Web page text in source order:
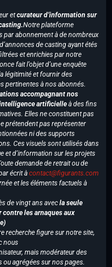
etcurateur d’information sur
Notre plateforme
par abonnement à de nombreux
de casting ayant étés
et enrichies par notre
fait l’objet d’une enquête
légitimité et fournir des
pertinentes à nos abonnés.
accompagnant nos
artificielleà des fins
Elles ne constituent pas
prétendent pas représenter
ni des supports
Ces visuels sont utilisés dans
et d’information sur les projets
demande de retrait ou de
écrit àcontact@figurants.com
et les éléments factuels à
de vingt ans avecla seule
les arnaques aux
recherche figure sur notre site,
nous
mais modérateur des
agrégées sur nos pages.